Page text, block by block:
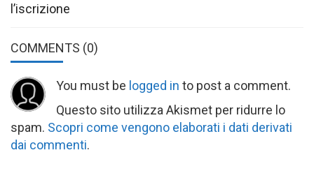
l’iscrizione
COMMENTS (0)
You must be logged in to post a comment.
Questo sito utilizza Akismet per ridurre lo
spam. Scopri come vengono elaborati i dati derivati
dai commenti.